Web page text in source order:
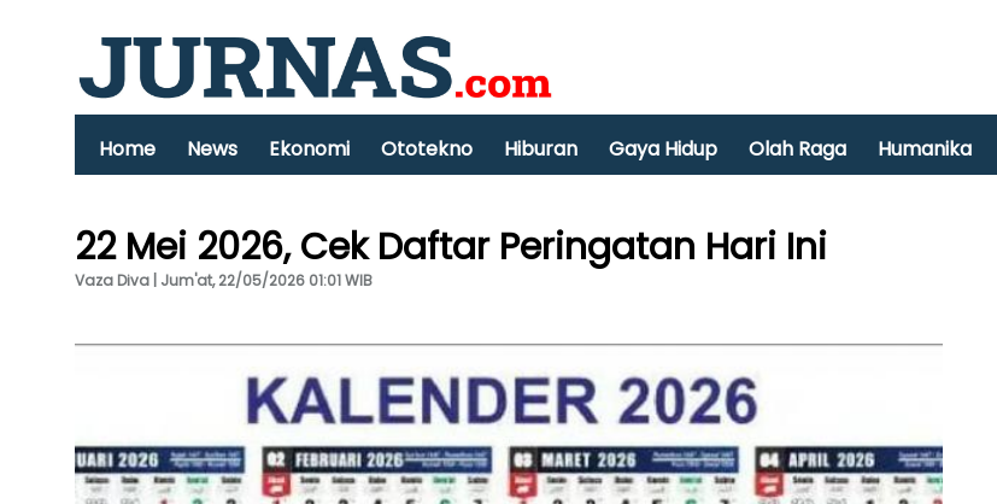
Home News Ekonomi Ototekno Hiburan Gaya Hidup Olah Raga Humanika
22 Mei 2026, Cek Daftar Peringatan Hari Ini
Vaza Diva | Jum'at, 22/05/2026 01:01 WIB